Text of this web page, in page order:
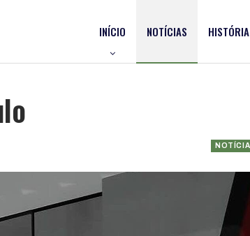
INÍCIO NOTÍCIAS HISTÓRIA